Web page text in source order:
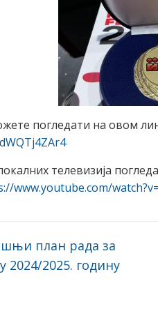
погледати на овом
телевизија
www.youtube.com/
план рада за
2024/2025. годину